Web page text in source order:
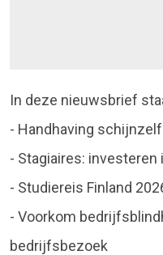
In deze nieuwsbrief
- Handhaving
- Stagiaires:
- Studiereis Finland
- Voorkom
bedrijfsbezoek